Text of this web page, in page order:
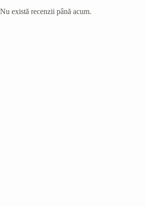
Nu există recenzii până acum.